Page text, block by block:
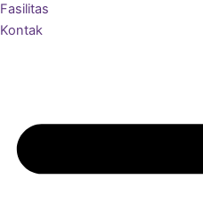
Fasilitas
Kontak